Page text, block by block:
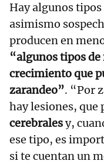
Hay algunos
asimismo
producen en
“algunos tipos de
crecimiento que
zarandeo”. “Por
hay lesiones, que
cerebralesy,
ese tipo, es
si te cuentan un